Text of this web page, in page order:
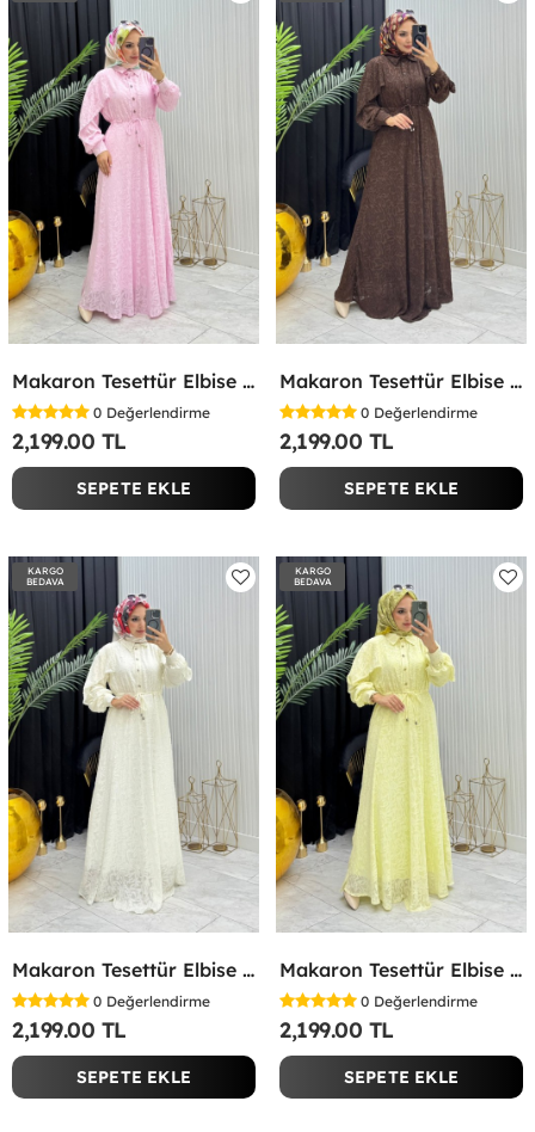
Makaron Tesettür Elbise Pembe Pembe
0 Değerlendirme
2,199.00 TL
SEPETE EKLE
Makaron Tesettür Elbise Kahverengi Kahverengi
0 Değerlendirme
2,199.00 TL
SEPETE EKLE
KARGO
BEDAVA
Makaron Tesettür Elbise Beyaz Beyaz
0 Değerlendirme
2,199.00 TL
SEPETE EKLE
KARGO
BEDAVA
Makaron Tesettür Elbise Sarı Sarı
0 Değerlendirme
2,199.00 TL
SEPETE EKLE